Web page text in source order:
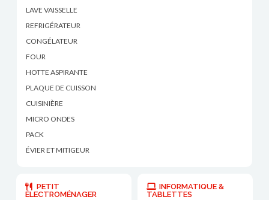
LAVE VAISSELLE
REFRIGÉRATEUR
CONGÉLATEUR
FOUR
HOTTE ASPIRANTE
PLAQUE DE CUISSON
CUISINIÈRE
MICRO ONDES
PACK
ÉVIER ET MITIGEUR
PETIT
ÉLECTROMÉNAGER
INFORMATIQUE &
TABLETTES